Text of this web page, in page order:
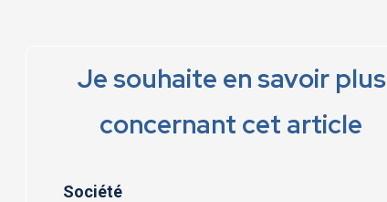
Je souhaite en savoir plus
concernant cet article
Société